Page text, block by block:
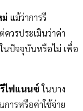
ม่ แม้ว่าการรี
วรประเมินว่าค่า
นปัจจุบันหรือไม่ เพื่อ
ไฟแนนซ์ในบาง
การหรือค่าใช้จ่าย